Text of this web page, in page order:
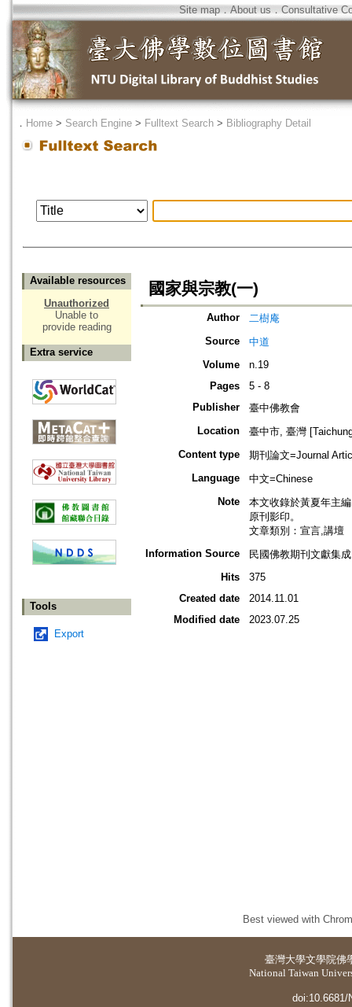
Site map．About us ． Consultative
． Home > Search Engine > Fulltext Search > Bibliography Detail
Available resources
Unauthorized
Unable to
provide reading
Extra service
Tools
Export
國家與宗教(一)
Author
二樹庵
Source
中道
Volume
n.19
Pages
5 - 8
Publisher
臺中佛教會
Location
臺中市, 臺灣
Content type
期刊論文=Journal
Language
中文=Chinese
Note
本文收錄於黃夏年主
原刊影印。
文章類別：宣言,講壇
Information Source
民國佛教期刊文獻集
Hits
375
Created date
2014.11.01
Modified date
2023.07.25
Best viewed with
臺灣大學文學院佛
National Taiwan
doi:10.6681/